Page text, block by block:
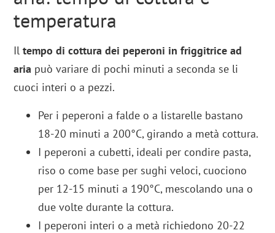
temperatura
Iltempo di cottura dei peperoni in friggitrice ad
aria può variare di pochi minuti a seconda se li
cuoci interi o a pezzi.
Per i peperoni a falde o a listarelle bastano
18-20 minuti a 200°C, girando a metà cottura.
I peperoni a cubetti, ideali per condire pasta,
riso o come base per sughi veloci, cuociono
per 12-15 minuti a 190°C, mescolando una o
due volte durante la cottura.
I peperoni interi o a metà richiedono 20-22